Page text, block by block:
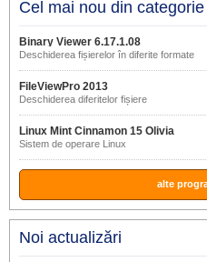
Cel mai nou din categorie
Binary Viewer 6.17.1.08
Deschiderea fișierelor în diferite formate
FileViewPro 2013
Deschiderea diferitelor fișiere
Linux Mint Cinnamon 15 Olivia
Sistem de operare Linux
alte
Noi actualizări